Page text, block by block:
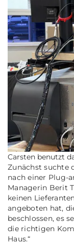
Carsten benutzt
Zunächst suchte
nach einer Plug-
Managerin Berit
keinen
angeboten hat,
beschlossen, es
die richtigen
Haus.“